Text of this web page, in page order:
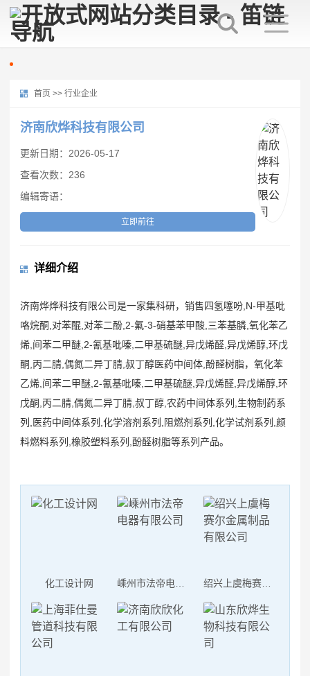
首页 >> 行业企业
济南欣烨科技有限公司
更新日期：2026-05-17
查看次数：236
编辑寄语：
立即前往
详细介绍
济南烨烨科技有限公司是一家集科研，销售四氢噻吩,N-甲基吡
咯烷酮,对苯醌,对苯二酚,2-氟-3-硝基苯甲酸,三苯基膦,氧化苯乙
烯,间苯二甲醚,2-氰基吡嗪,二甲基硫醚,异戊烯醛,异戊烯醇,环戊
酮,丙二腈,偶氮二异丁腈,叔丁醇医药中间体,酚醛树脂，氧化苯
乙烯,间苯二甲醚,2-氰基吡嗪,二甲基硫醚,异戊烯醛,异戊烯醇,环
戊酮,丙二腈,偶氮二异丁腈,叔丁醇,农药中间体系列,生物制药系
列,医药中间体系列,化学溶剂系列,阻燃剂系列,化学试剂系列,颜
料燃料系列,橡胶塑料系列,酚醛树脂等系列产品。
化工设计网 绍兴上虞梅赛尔金属制品有限公司